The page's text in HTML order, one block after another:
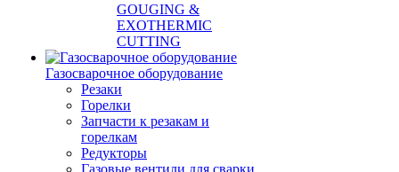
GOUGING &
EXOTHERMIC
CUTTING
Газосварочное оборудование
Резаки
Горелки
Запчасти к резакам и
горелкам
Редукторы
Газовые вентили для сварки